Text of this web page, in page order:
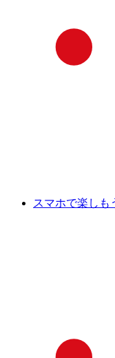
スマホで楽しも